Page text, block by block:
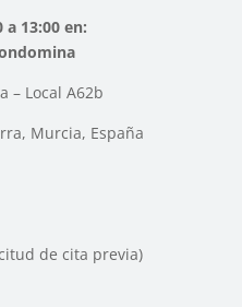
a 13:00 en:
– Local A62b
Murcia, España
de cita previa)